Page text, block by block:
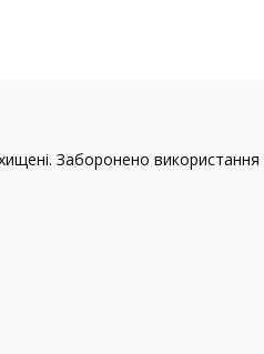
Заборонено використання